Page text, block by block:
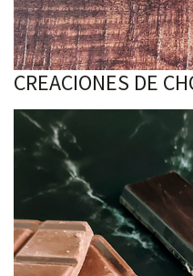
CREACIONES DE